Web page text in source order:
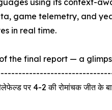
using its context-
game telemetry, and
in real time.
the final report — a
पर 4-2 की रोमांचक जीत के